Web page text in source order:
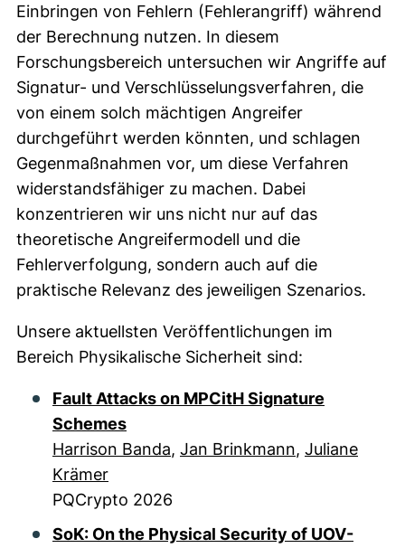
Einbringen von Fehlern (Fehlerangriff) während
der Berechnung nutzen. In diesem
Forschungsbereich untersuchen wir Angriffe auf
Signatur- und Verschlüsselungsverfahren, die
von einem solch mächtigen Angreifer
durchgeführt werden könnten, und schlagen
Gegenmaßnahmen vor, um diese Verfahren
widerstandsfähiger zu machen. Dabei
konzentrieren wir uns nicht nur auf das
theoretische Angreifermodell und die
Fehlerverfolgung, sondern auch auf die
praktische Relevanz des jeweiligen Szenarios.
Unsere aktuellsten Veröffentlichungen im
Bereich Physikalische Sicherheit sind:
Fault Attacks on MPCitH Signature
Schemes
Harrison Banda, Jan Brinkmann, Juliane
Krämer
PQCrypto 2026
SoK: On the Physical Security of UOV-